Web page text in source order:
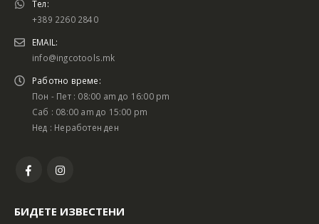
Тел:
+389 2260 2840
EMAIL:
info@ingcotools.mk
Работно време:
Пон - Пет : 08:00 am до 16:00 pm
Саб : 08:00 am до 15:00 pm
Нед : Неработен ден
БИДЕТЕ ИЗВЕСТЕНИ